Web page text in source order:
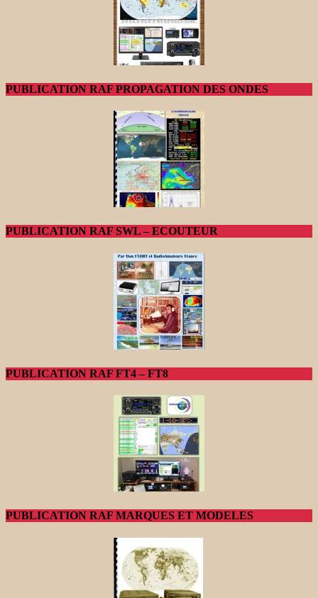
PUBLICATION RAF PROPAGATION DES ONDES
PUBLICATION RAF SWL – ECOUTEUR
PUBLICATION RAF FT4 – FT8
PUBLICATION RAF MARQUES ET MODELES